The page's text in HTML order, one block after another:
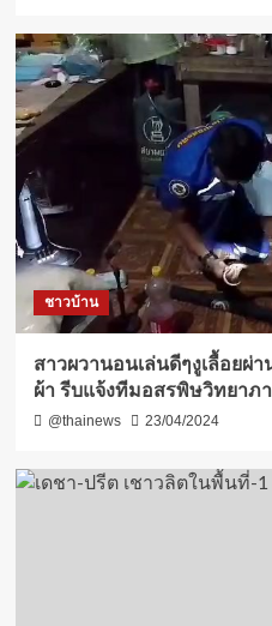
ชาวบ้าน
สาวผวานอนเล่นดีๆงูเลื้อยผ่
ผ้า รีบแจ้งทีมอสรพิษวิทยาภ
@thainews 23/04/2024